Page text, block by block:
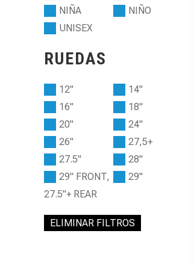
NIÑA
NIÑO
UNISEX
RUEDAS
12"
14"
16"
18"
20"
24"
26"
27,5+
27.5"
28"
29" FRONT,
27.5"+ REAR
29"
ELIMINAR FILTROS